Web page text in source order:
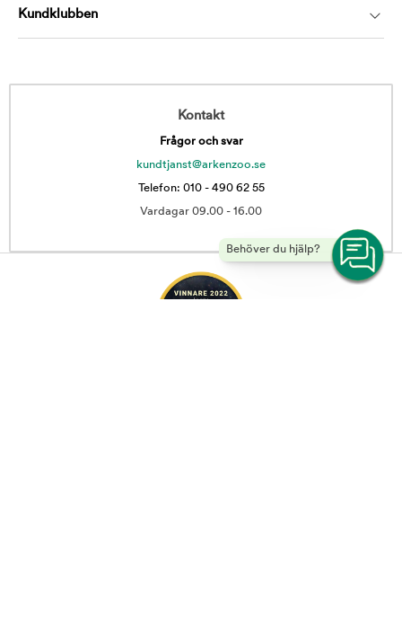
Behöver du hjälp?
Kundklubben
Kontakt
Frågor och svar
kundtjanst@arkenzoo.se
Telefon: 010 - 490 62 55
Vardagar 09.00 - 16.00